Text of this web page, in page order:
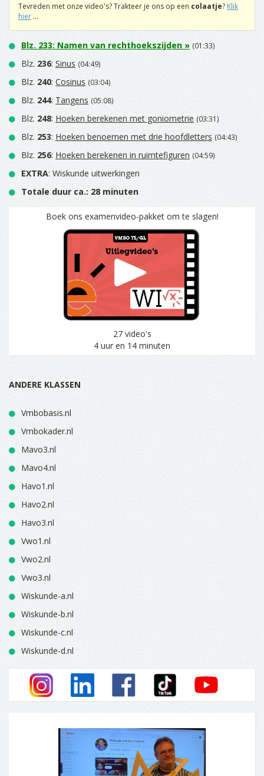
Tevreden met onze video's? Trakteer je ons op een colaatje? Klik
hier ...
Blz. 233: Namen van rechthoekszijden » (01:33)
Blz. 236: Sinus (04:49)
Blz. 240: Cosinus (03:04)
Blz. 244: Tangens (05:08)
Blz. 248: Hoeken berekenen met goniometrie (03:31)
Blz. 253: Hoeken benoemen met drie hoofdletters (04:43)
Blz. 256: Hoeken berekenen in ruimtefiguren (04:59)
EXTRA: Wiskunde uitwerkingen
Totale duur ca.: 28 minuten
Boek ons examenvideo-pakket om te slagen!
27 video's
4 uur en 14 minuten
ANDERE KLASSEN
Vmbobasis.nl
Vmbokader.nl
Mavo3.nl
Mavo4.nl
Havo1.nl
Havo2.nl
Havo3.nl
Vwo1.nl
Vwo2.nl
Vwo3.nl
Wiskunde-a.nl
Wiskunde-b.nl
Wiskunde-c.nl
Wiskunde-d.nl